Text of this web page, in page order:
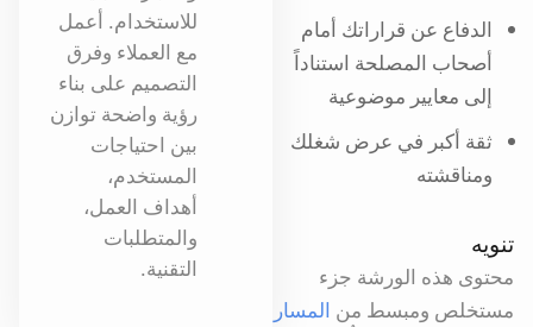
الدفاع عن قراراتك أمام
أصحاب المصلحة استناداً
إلى معايير موضوعية
ثقة أكبر في عرض شغلك
ومناقشته
تنويه
محتوى هذه الورشة جزء
مستخلص ومبسط من المسار
للاستخدام. أعمل
مع العملاء وفرق
التصميم على بناء
رؤية واضحة توازن
بين احتياجات
المستخدم،
أهداف العمل،
والمتطلبات
التقنية.